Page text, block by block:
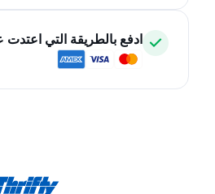
ادفع بالطريقة التي اعتدت